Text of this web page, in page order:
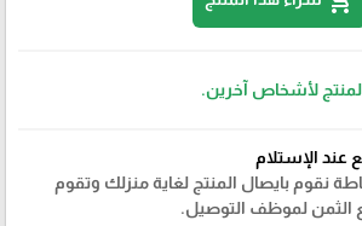
لأشخاص آخرين.
عند الإستلام
نقوم بايصال المنتج لغاية منزلك وتقوم
الثمن لموظف التوصيل.